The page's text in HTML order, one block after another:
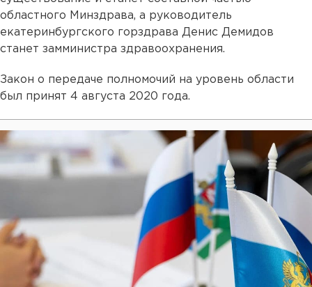
областного Минздрава, а руководитель
екатеринбургского горздрава Денис Демидов
станет замминистра здравоохранения.
Закон о передаче полномочий на уровень области
был принят 4 августа 2020 года.